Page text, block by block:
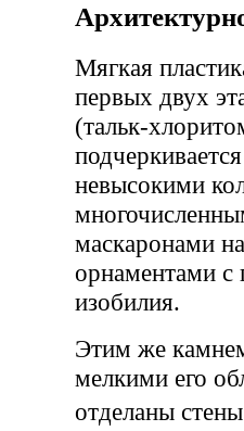
Мягкая
первых двух
(тальк-
невысокими
маскаронами
орнаментами
изобилия.
Этим же
мелкими его
отделаны